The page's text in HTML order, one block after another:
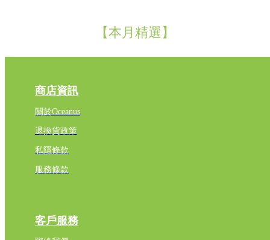
【本月精選】
商店資訊
關於Oceanus
退換貨政策
私隱條款
服務條款
客戶服務